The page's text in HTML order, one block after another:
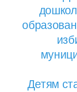
Детям